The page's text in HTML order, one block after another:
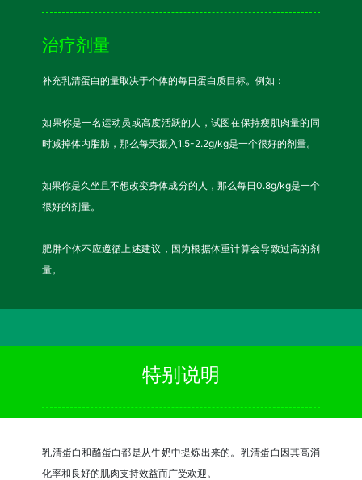
治疗剂量
补充乳清蛋白的量取决于个体的每日蛋白质目标。例如：
如果你是一名运动员或高度活跃的人，试图在保持瘦肌肉量的同
时减掉体内脂肪，那么每天摄入1.5-2.2g/kg是一个很好的剂量。
如果你是久坐且不想改变身体成分的人，那么每日0.8g/kg是一个
很好的剂量。
肥胖个体不应遵循上述建议，因为根据体重计算会导致过高的剂
量。
特别说明
乳清蛋白和酪蛋白都是从牛奶中提炼出来的。乳清蛋白因其高消
化率和良好的肌肉支持效益而广受欢迎。